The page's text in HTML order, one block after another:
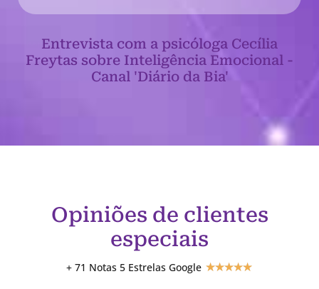
Entrevista com a psicóloga Cecília
Freytas sobre Inteligência Emocional -
Canal 'Diário da Bia'
Opiniões de clientes
especiais
+ 71 Notas 5 Estrelas Google ★★★★★